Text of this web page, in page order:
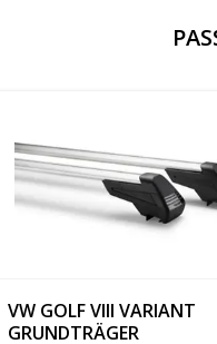
VW GOLF VIII VARIANT
GRUNDTRÄGER